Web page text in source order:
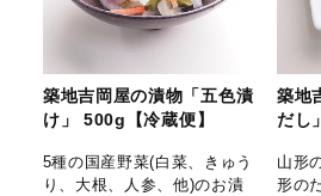
築地吉岡屋の漬物「五色漬
け」 500g【冷蔵便】
5種の国産野菜(白菜、きゅう
り、大根、人参、他)のお漬
築地
だし
山形
形の